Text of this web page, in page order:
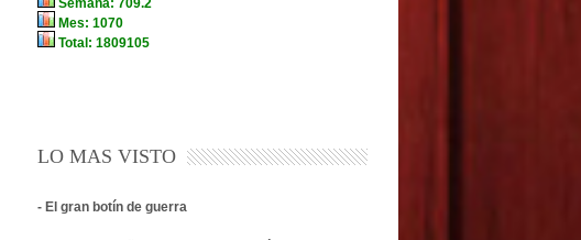
LO MAS VISTO
- El gran botín de guerra